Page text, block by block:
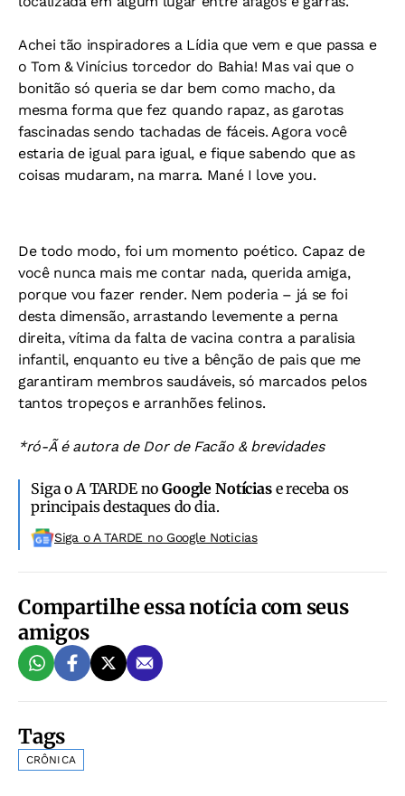
Achei tão inspiradores a Lídia que vem e que passa e
o Tom & Vinícius torcedor do Bahia! Mas vai que o
bonitão só queria se dar bem como macho, da
mesma forma que fez quando rapaz, as garotas
fascinadas sendo tachadas de fáceis. Agora você
estaria de igual para igual, e fique sabendo que as
coisas mudaram, na marra. Mané I love you.
De todo modo, foi um momento poético. Capaz de
você nunca mais me contar nada, querida amiga,
porque vou fazer render. Nem poderia – já se foi
desta dimensão, arrastando levemente a perna
direita, vítima da falta de vacina contra a paralisia
infantil, enquanto eu tive a bênção de pais que me
garantiram membros saudáveis, só marcados pelos
tantos tropeços e arranhões felinos.
*ró-Ã é autora de Dor de Facão & brevidades
Siga o A TARDE noGoogle Notíciase receba os
principais destaques do dia.
Siga o A TARDE no Google Noticias
Compartilhe essa notícia com seus
amigos
Tags
CRÔNICA